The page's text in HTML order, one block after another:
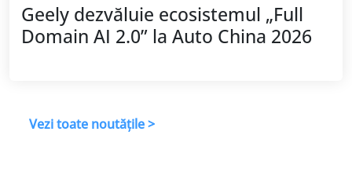
Geely dezvăluie ecosistemul „Full
Domain AI 2.0” la Auto China 2026
Vezi toate noutățile >